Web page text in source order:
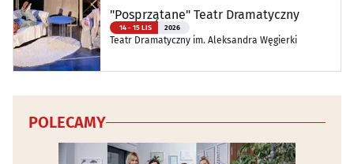
"Posprzątane" Teatr Dramatyczny
14 - 15 LIS 2026
Teatr Dramatyczny im. Aleksandra Węgierki
POLECAMY